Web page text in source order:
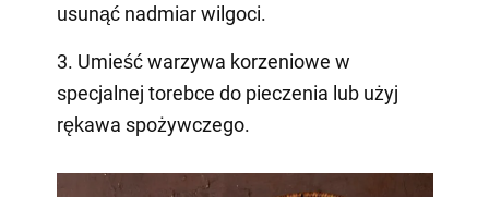
usunąć nadmiar wilgoci.
3. Umieść warzywa korzeniowe w
specjalnej torebce do pieczenia lub użyj
rękawa spożywczego.